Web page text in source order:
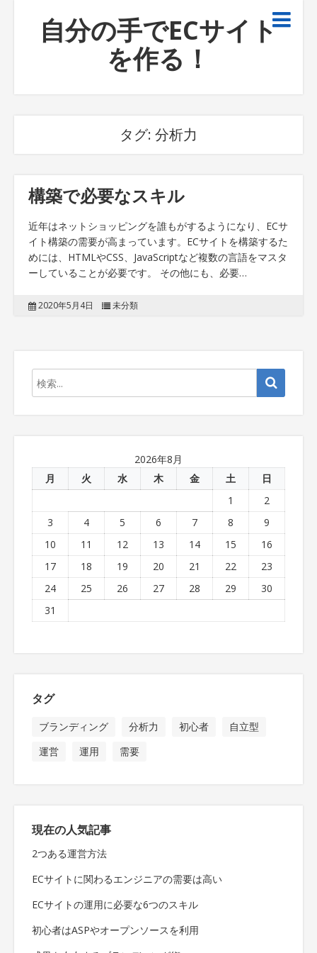
自分の手でECサイト
を作る！
タグ: 分析力
構築で必要なスキル
近年はネットショッピングを誰もがするようになり、ECサ
イト構築の需要が高まっています。ECサイトを構築するた
めには、HTMLやCSS、JavaScriptなど複数の言語をマスタ
ーしていることが必要です。 その他にも、必要…
2020年5月4日 未分類
2026年8月
月
火 水 木 金 土
日
1
2
3
4 5 6 7 8
9
10
11 12 13 14 15
16
17
18 19 20 21 22
23
24
25 26 27 28 29
30
31
タグ
ブランディング 分析力 初心者
自立型
運営
運用 需要
現在の人気記事
2つある運営方法
ECサイトに関わるエンジニアの需要は高い
ECサイトの運用に必要な6つのスキル
初心者はASPやオープンソースを利用